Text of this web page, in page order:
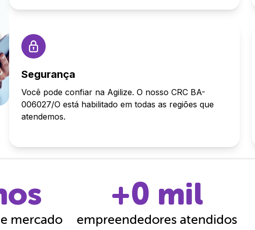
Segurança
Você pode confiar na Agilize. O nosso CRC BA-
006027/O está habilitado em todas as regiões que
atendemos.
mercado
+0 mil
empreendedores atendidos